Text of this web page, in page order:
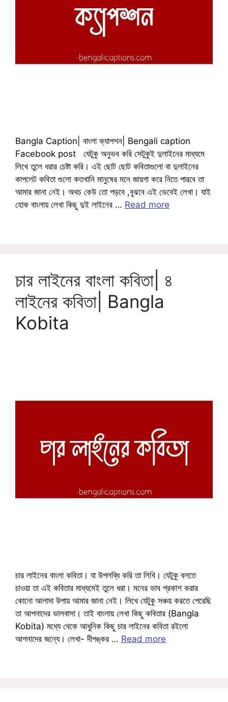
Bangla Caption| বাংলা ক্যাপশন| Bengali caption
Facebook post যেটুকু অনুভব করি সেটুকুই দুলাইনের মাধ্যমে
লিখে তুলে ধরার চেষ্টা করি। এই ছোট ছোট কবিতাগুলো বা দুলাইনের
কাপলেট কবিতা গুলো কতখানি মানুষের মনে জায়গা করে নিতে পারবে তা
আমার জানা নেই। অথচ কেউ তো পড়বে ,বুঝবে এই ভেবেই লেখা। যাই
হোক বাংলায় লেখা কিছু দুই লাইনের … Read more
চার লাইনের বাংলা কবিতা| ৪
লাইনের কবিতা| Bangla
Kobita
চার লাইনের বাংলা কবিতা। যা উপলব্ধি করি তা লিখি। যেটুকু বলতে
চাওয়া তা এই কবিতার মাধ্যমেই তুলে ধরা। মনের ভাব প্রকাশ করার
কোনো আলাদা উপায় আমার জানা নেই। লিখে যেটুকু সঞ্চয় করতে পেরেছি
তা আপনাদের ভালবাসা। তাই বাংলায় লেখা কিছু কবিতার (Bangla
Kobita) মধ্যে থেকে আধুনিক কিছু চার লাইনের কবিতা রইলো
আপনাদের জন্যে। লেখা- দীপঙ্কর … Read more